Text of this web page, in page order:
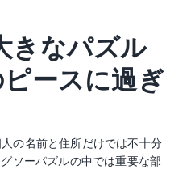
きなパズル
ースに過ぎ
の名前と住所だけでは不十分
ソーパズルの中では重要な部